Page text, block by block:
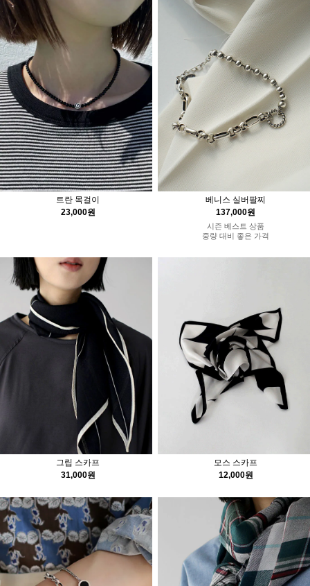
트란 목걸이
23,000원
베니스 실버팔찌
137,000원
시즌 베스트 상품
중량 대비 좋은 가격
그립 스카프
31,000원
모스 스카프
12,000원